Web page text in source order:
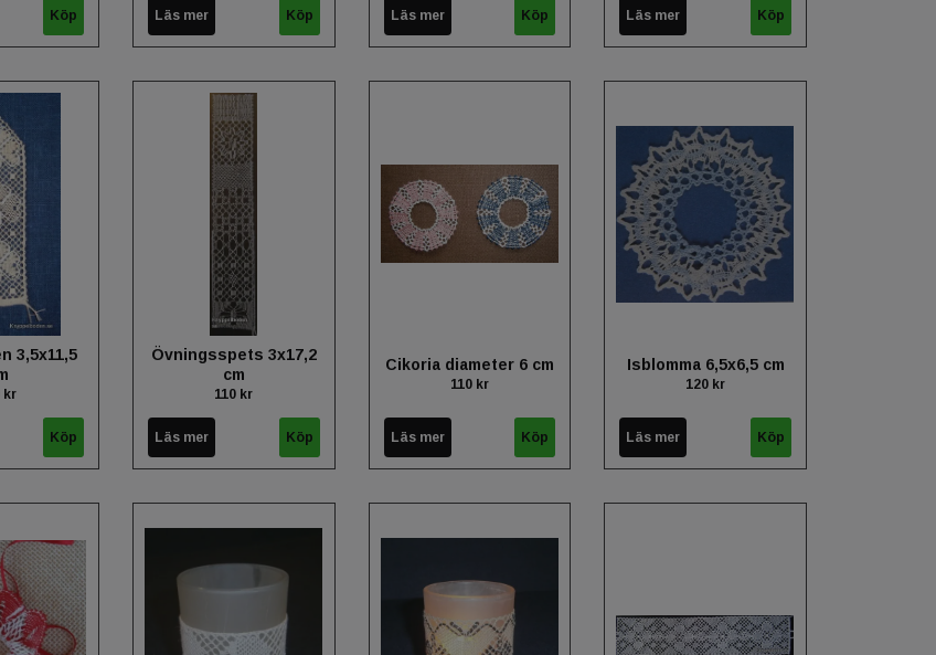
Läs mer Läs mer Läs mer
3,5x11,5
kr
Övningsspets 3x17,2
cm
110 kr
Läs mer
Cikoria diameter 6 cm
110 kr
Läs mer
Isblomma 6,5x6,5 cm
120 kr
Läs mer